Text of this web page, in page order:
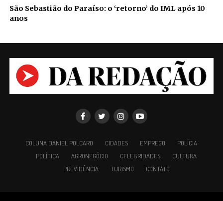
São Sebastião do Paraíso: o ‘retorno’ do IML após 10
anos
COLUNA DANIEL POLCARO CIDADES EMPREGO
POLÍCIA
POLÍTICA
AGRONEGÓCIO CELEBRIDADES
CULTURA
PREVIDÊNCIA
TURISMO CONTATO